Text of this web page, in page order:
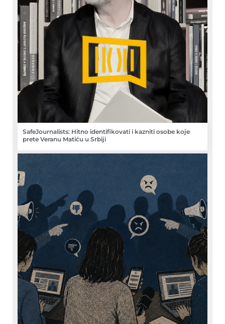
SafeJournalists: Hitno identifikovati i kazniti osobe koje
prete Veranu Matiću u Srbiji